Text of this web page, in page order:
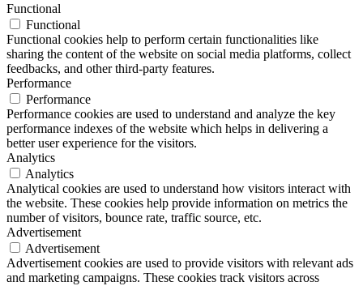
Functional
Functional
Functional cookies help to perform certain functionalities like
sharing the content of the website on social media platforms, collect
feedbacks, and other third-party features.
Performance
Performance
Performance cookies are used to understand and analyze the key
performance indexes of the website which helps in delivering a
better user experience for the visitors.
Analytics
Analytics
Analytical cookies are used to understand how visitors interact with
the website. These cookies help provide information on metrics the
number of visitors, bounce rate, traffic source, etc.
Advertisement
Advertisement
Advertisement cookies are used to provide visitors with relevant ads
and marketing campaigns. These cookies track visitors across